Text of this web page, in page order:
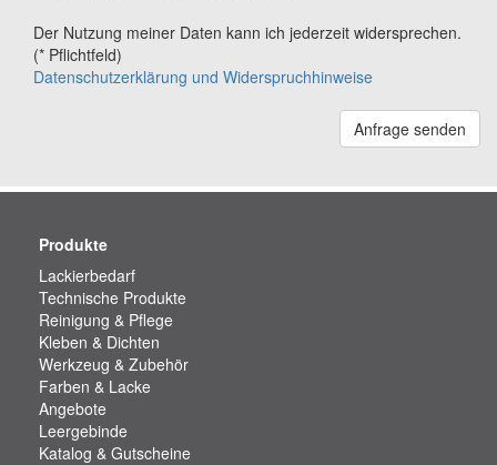
Der Nutzung meiner Daten kann ich jederzeit widersprechen.
(* Pflichtfeld)
Datenschutzerklärung und Widerspruchhinweise
Anfrage senden
Produkte
Lackierbedarf
Technische Produkte
Reinigung & Pflege
Kleben & Dichten
Werkzeug & Zubehör
Farben & Lacke
Angebote
Leergebinde
Katalog & Gutscheine